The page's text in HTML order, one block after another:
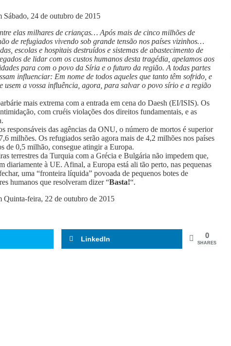
Sábado, 24 de outubro de 2015
elas milhares de crianças… Após mais de cinco milhões de
de refugiados vivendo sob grande tensão nos países vizinhos…
escolas e hospitais destruídos e sistemas de abastecimento de
de lidar com os custos humanos desta tragédia, apelamos aos
para com o povo da Síria e o futuro da região. A todas partes
influenciar: Em nome de todos aqueles que tanto têm sofrido, e
usem a vossa influência, agora, para salvar o povo sírio e a região
mais extrema com a entrada em cena do Daesh (EI/ISIS). Os
com cruéis violações dos direitos fundamentais, e as
responsáveis das agências da ONU, o número de mortos é superior
milhões. Os refugiados serão agora mais de 4,2 milhões nos países
de 0,5 milhão, consegue atingir a Europa.
terrestres da Turquia com a Grécia e Bulgária não impedem que,
diariamente à UE. Afinal, a Europa está ali tão perto, nas pequenas
uma “fronteira líquida” povoada de pequenos botes de
humanos que resolveram dizer “Basta!“.
Quinta-feira, 22 de outubro de 2015
LinkedIn 0
SHARES